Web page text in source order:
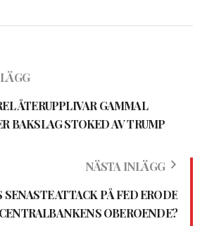
ÅTERUPPLIVAR GAMMAL
BAKSLAG STOKED AV TRUMP
NÄSTA INLÄGG
ATTACK PÅ FED ERODE
CENTRALBANKENS OBEROENDE?